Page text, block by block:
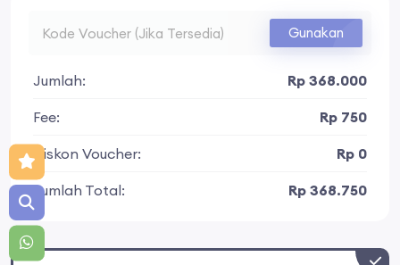
Gunakan
Jumlah: Rp 368.000
Fee: Rp 750
Diskon Voucher: Rp 0
Jumlah Total: Rp 368.750